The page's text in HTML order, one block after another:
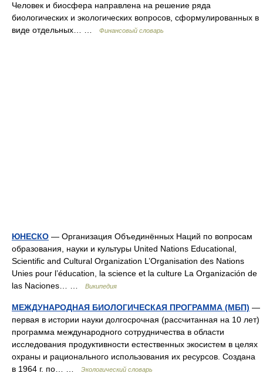
Человек и биосфера направлена на решение ряда
биологических и экологических вопросов, сформулированных в
виде отдельных… …
Финансовый словарь
ЮНЕСКО — Организация Объединённых Наций по вопросам
образования, науки и культуры United Nations Educational,
Scientific and Cultural Organization L’Organisation des Nations
Unies pour l’éducation, la science et la culture La Organización de
las Naciones… …
Википедия
МЕЖДУНАРОДНАЯ БИОЛОГИЧЕСКАЯ ПРОГРАММА (МБП) —
первая в истории науки долгосрочная (рассчитанная на 10 лет)
программа международного сотрудничества в области
исследования продуктивности естественных экосистем в целях
охраны и рационального использования их ресурсов. Создана
в 1964 г. по… …
Экологический словарь